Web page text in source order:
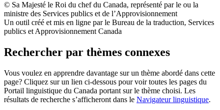
© Sa Majesté le Roi du chef du Canada, représenté par le ou la
ministre des Services publics et de l’Approvisionnement
Un outil créé et mis en ligne par le Bureau de la traduction, Services
publics et Approvisionnement Canada
Rechercher par thèmes connexes
Vous voulez en apprendre davantage sur un thème abordé dans cette
page? Cliquez sur un lien ci-dessous pour voir toutes les pages du
Portail linguistique du Canada portant sur le thème choisi. Les
résultats de recherche s’afficheront dans le Navigateur linguistique.